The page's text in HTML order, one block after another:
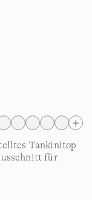
Tankinitop
für